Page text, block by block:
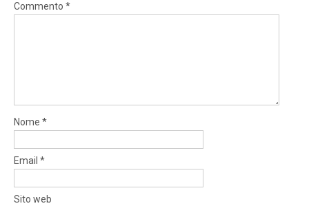
Commento *
Nome *
Email *
Sito web